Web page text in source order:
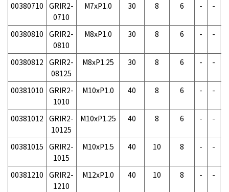
00380710 GRIR2-
0710
M7xP1.0 30 8 6 - -
00380810 GRIR2-
0810
M8xP1.0 30 8 6 - -
00380812 GRIR2-
08125
M8xP1.25 30 8 6 - -
00381010 GRIR2-
1010
M10xP1.0 40 8 6 - -
00381012 GRIR2-
10125
M10xP1.25 40 8 6 - -
00381015 GRIR2-
1015
M10xP1.5 40 10 8 - -
00381210 GRIR2-
1210
M12xP1.0 40 10 8 - -